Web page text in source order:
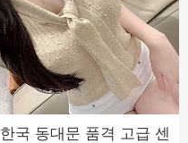
한국 동대문 품격 고급 센